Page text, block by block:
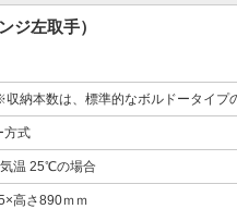
ジ左取手）
納本数は、標準的なボルドータイプ
方式
温 25℃の場合
高さ890ｍｍ